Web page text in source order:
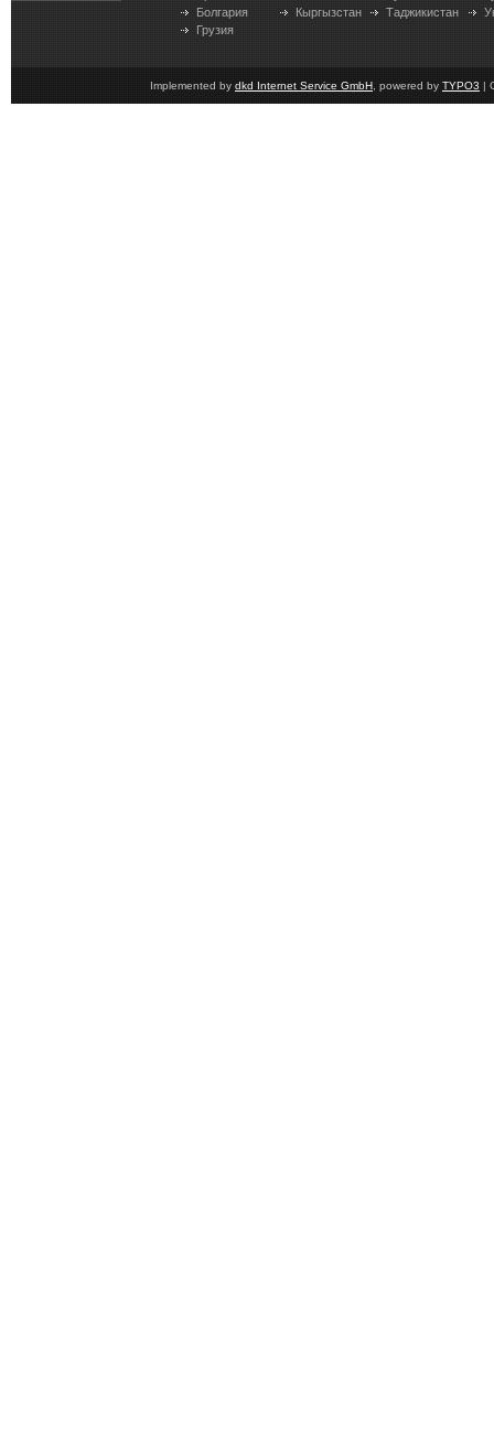
Болгария
Грузия
Кыргызстан
Таджикистан
Implemented by dkd Internet Service GmbH , powered by TYPO3 |